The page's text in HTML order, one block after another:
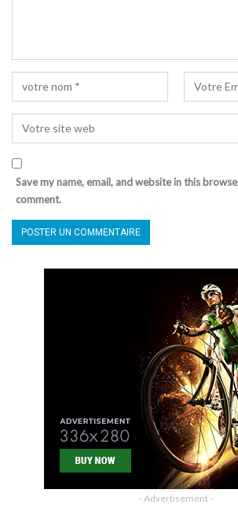
Save my name, email, and website in this
comment.
- Advertisement -